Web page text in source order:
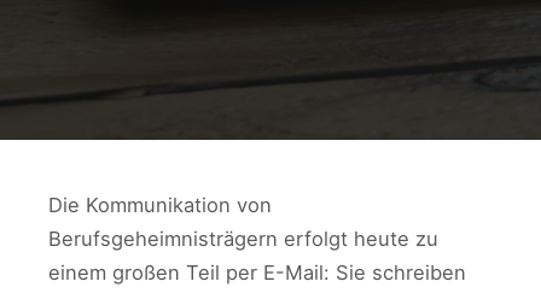
Die Kommunikation von
Berufsgeheimnisträgern erfolgt heute zu
einem großen Teil per E-Mail: Sie schreiben